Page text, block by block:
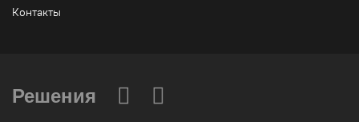
Контакты
Решения